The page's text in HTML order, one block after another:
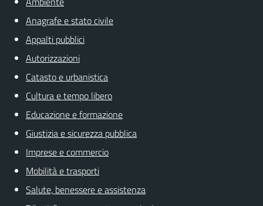
Anagrafe e stato civile
Appalti pubblici
Autorizzazioni
Catasto e urbanistica
Cultura e tempo libero
Educazione e formazione
Giustizia e sicurezza pubblica
Imprese e commercio
Mobilità e trasporti
Salute, benessere e assistenza